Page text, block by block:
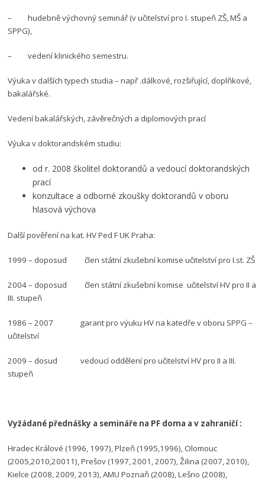
– hudebně výchovný seminář (v učitelství pro I. stupeň ZŠ, MŠ a
SPPG),
– vedení klinického semestru.
Výuka v dalších typech studia – např .dálkové, rozšiřující, doplňkové,
bakalářské.
Vedení bakalářských, závěrečných a diplomových prací
Výuka v doktorandském studiu:
od r. 2008 školitel doktorandů a vedoucí doktorandských
prací
konzultace a odborné zkoušky doktorandů v oboru
hlasová výchova
Další pověření na kat. HV Ped F UK Praha:
1999 – doposud člen státní zkušební komise učitelství pro I.st. ZŠ
2004 – doposud člen státní zkušební komise učitelství HV pro II a
III. stupeň
1986 – 2007 garant pro výuku HV na katedře v oboru SPPG –
učitelství
2009 – dosud vedoucí oddělení pro učitelství HV pro II a III.
stupeň
Vyžádané přednášky a semináře na PF doma a v zahraničí :
Hradec Králové (1996, 1997), Plzeň (1995,1996), Olomouc
(2005,2010,20011), Prešov (1997, 2001, 2007), Žilina (2007, 2010),
Kielce (2008, 2009, 2013), AMU Poznaň (2008), Lešno (2008),